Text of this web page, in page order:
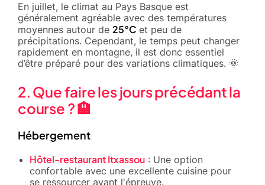
En juillet, le climat au Pays Basque est
généralement agréable avec des températures
moyennes autour de 25°C et peu de
précipitations. Cependant, le temps peut changer
rapidement en montagne, il est donc essentiel
d’être préparé pour des variations climatiques. 🌞
2. Que faire les jours précédant la
course ? 🏨
Hébergement
Hôtel-restaurant Itxassou : Une option
confortable avec une excellente cuisine pour
se ressourcer avant l'épreuve.